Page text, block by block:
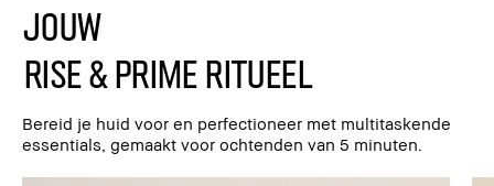
JOUW
RISE & PRIME RITUEEL
Bereid je huid voor en perfectioneer met multitaskende
essentials, gemaakt voor ochtenden van 5 minuten.